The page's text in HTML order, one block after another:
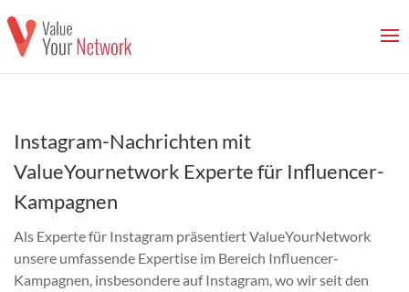
Instagram-Nachrichten mit
ValueYournetwork Experte für Influencer-
Kampagnen
Als Experte für Instagram präsentiert ValueYourNetwork
unsere umfassende Expertise im Bereich Influencer-
Kampagnen, insbesondere auf Instagram, wo wir seit den